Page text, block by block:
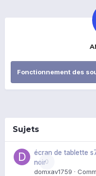
Fonctionnement des
Sujets
0
écran de tablette
noir
domxav1759 ·